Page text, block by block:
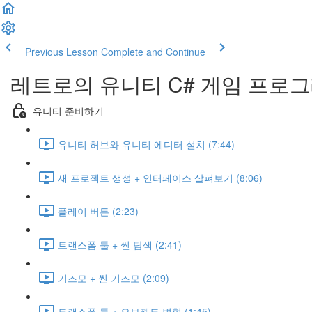
Previous Lesson Complete and Continue
레트로의 유니티 C# 게임 프로
유니티 준비하기
유니티 허브와 유니티 에디터 설치 (7:44)
새 프로젝트 생성 + 인터페이스 살펴보기 (8:06)
플레이 버튼 (2:23)
트랜스폼 툴 + 씬 탐색 (2:41)
기즈모 + 씬 기즈모 (2:09)